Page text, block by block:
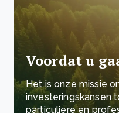
Voordat u
Het is onze missie
investeringskansen
particuliere en